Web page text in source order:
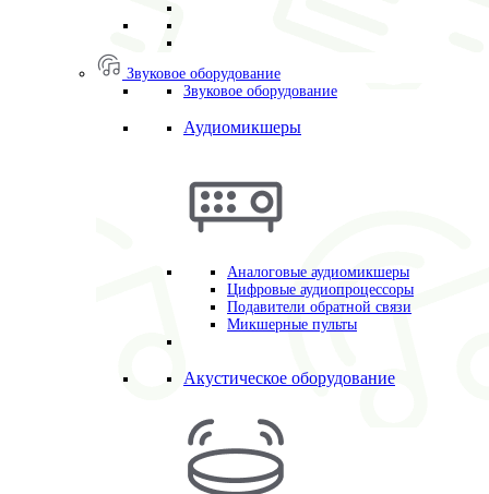
Звуковое оборудование
Звуковое оборудование
Аудиомикшеры
Аналоговые аудиомикшеры
Цифровые аудиопроцессоры
Подавители обратной связи
Микшерные пульты
Акустическое оборудование